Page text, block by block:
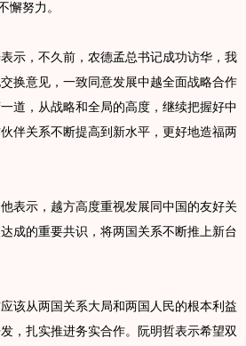
懈努力。
，不久前，农德孟总书记成功访华，我
换意见，一致同意发展中越全面战略合作
道，从战略和全局的高度，继续把握好中
伴关系不断提高到新水平，更好地造福两
示，越方高度重视发展同中国的友好关
成的重要共识，将两国关系不断推上新台
从两国关系大局和两国人民的根本利益
，扎实推进务实合作。阮明哲表示希望双